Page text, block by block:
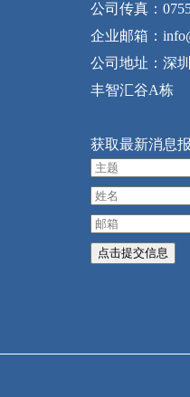
公司传真：
企业邮箱：
公司地址：深
丰智汇谷A栋
获取最新消息